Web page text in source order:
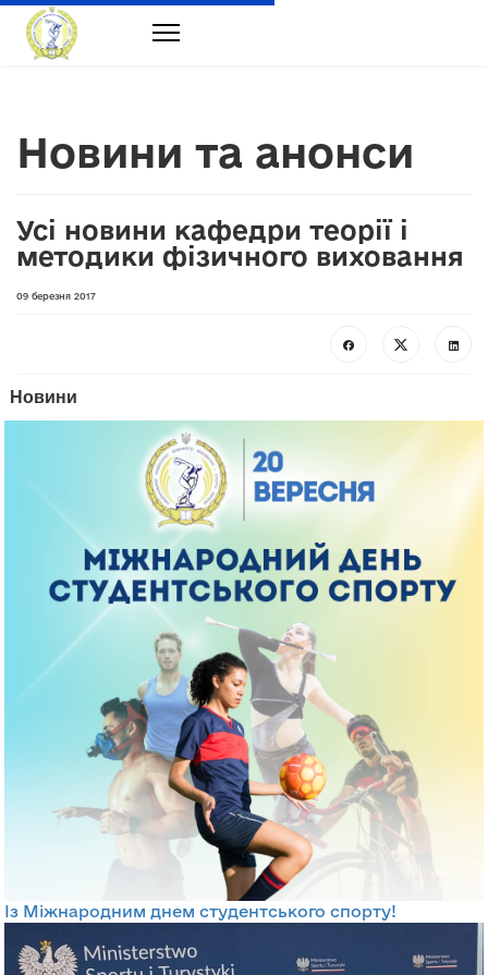
Новини та анонси
Усі новини кафедри теорії і
методики фізичного виховання
09 березня 2017
Новини
Із Міжнародним днем студентського спорту!